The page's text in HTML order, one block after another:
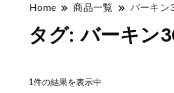
Home 商品一覧 バーキン
タグ:バーキン
1件の結果を表示中